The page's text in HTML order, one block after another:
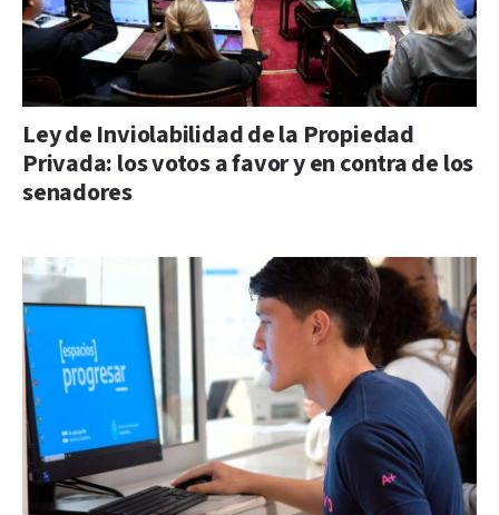
Ley de Inviolabilidad de la Propiedad
Privada: los votos a favor y en contra de los
senadores